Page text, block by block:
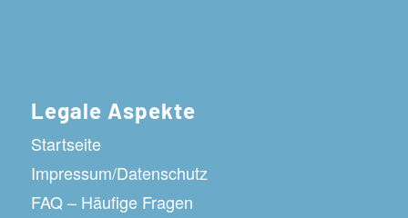
Legale Aspekte
Startseite
Impressum/Datenschutz
FAQ – Häufige Fragen